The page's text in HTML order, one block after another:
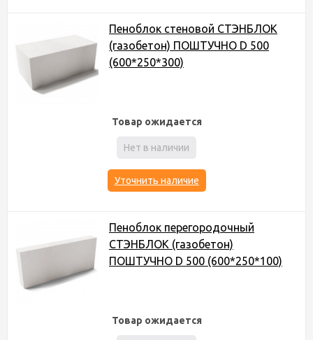
Пеноблок стеновой СТЭНБЛОК
(газобетон) ПОШТУЧНО D 500
(600*250*300)
Товар ожидается
Нет в наличии
Уточнить наличие
Пеноблок перегородочный
СТЭНБЛОК (газобетон)
ПОШТУЧНО D 500 (600*250*100)
Товар ожидается